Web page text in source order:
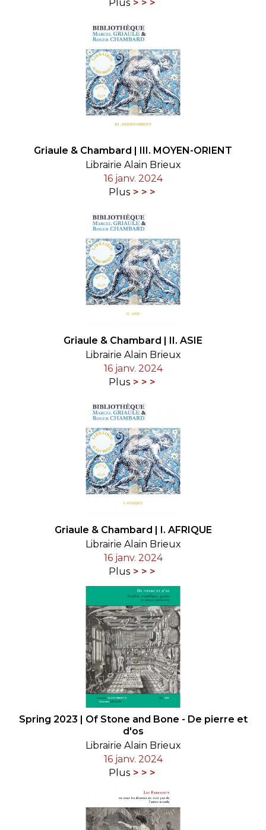
Plus
Griaule & Chambard | III. MOYEN-ORIENT
Librairie Alain Brieux
16 janv. 2024
Plus
Griaule & Chambard | II. ASIE
Librairie Alain Brieux
16 janv. 2024
Plus
Griaule & Chambard | I. AFRIQUE
Librairie Alain Brieux
16 janv. 2024
Plus
Spring 2023 | Of Stone and Bone - De pierre et
d'os
Librairie Alain Brieux
16 janv. 2024
Plus